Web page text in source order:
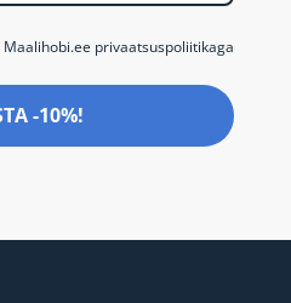
privaatsuspoliitikaga
-10%!